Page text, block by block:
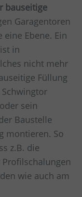
bauseitige
Garagentoren
eine Ebene. Ein
in
nicht mehr
Füllung
sein
Baustelle
montieren. So
z.B. die
wie auch am